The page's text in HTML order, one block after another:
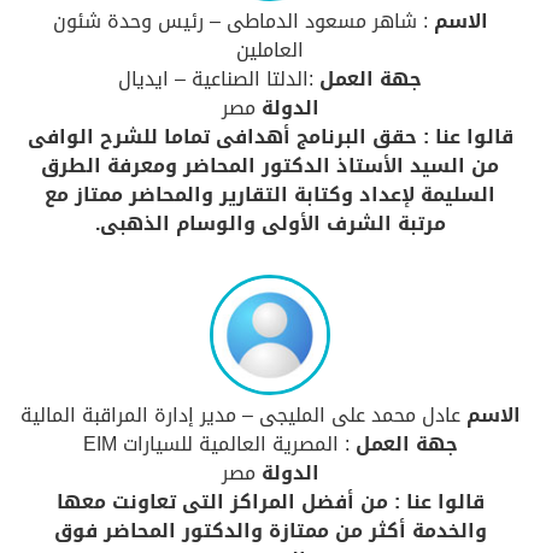
الاسم : شاهر مسعود الدماطى – رئيس وحدة شئون
العاملين
جهة العمل :الدلتا الصناعية – ايديال
الدولة مصر
قالوا عنا : حقق البرنامج أهدافى تماما للشرح الوافى
من السيد الأستاذ الدكتور المحاضر ومعرفة الطرق
السليمة لإعداد وكتابة التقارير والمحاضر ممتاز مع
مرتبة الشرف الأولى والوسام الذهبى.
الاسمعادل محمد على المليجى – مدير إدارة المراقبة المالية
جهة العمل : المصرية العالمية للسيارات EIM
الدولة مصر
قالوا عنا : من أفضل المراكز التى تعاونت معها
والخدمة أكثر من ممتازة والدكتور المحاضر فوق